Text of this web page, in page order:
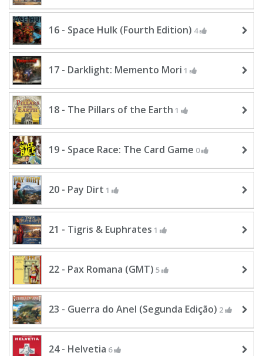
16 - Space Hulk (Fourth Edition) 4
17 - Darklight: Memento Mori 1
18 - The Pillars of the Earth 1
19 - Space Race: The Card Game 0
20 - Pay Dirt 1
21 - Tigris & Euphrates 1
22 - Pax Romana (GMT) 5
23 - Guerra do Anel (Segunda Edição) 2
24 - Helvetia 6